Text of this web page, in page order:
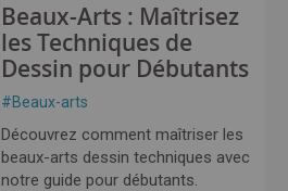
Beaux-Arts : Maîtrisez
les Techniques de
Dessin pour Débutants
#Beaux-arts
Découvrez comment maîtriser les
beaux-arts dessin techniques avec
notre guide pour débutants.